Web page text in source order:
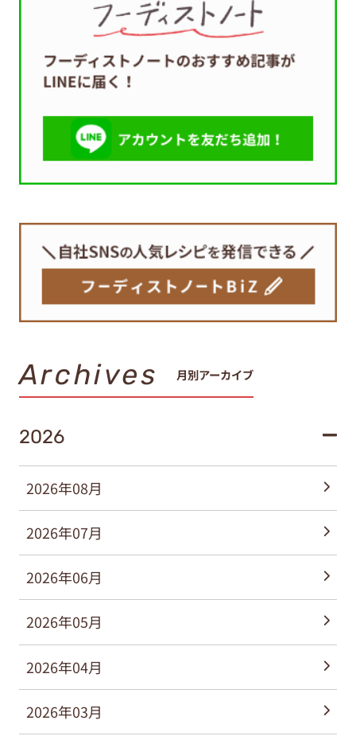
Archives 月別アーカイブ
2026
2026年08月
2026年07月
2026年06月
2026年05月
2026年04月
2026年03月